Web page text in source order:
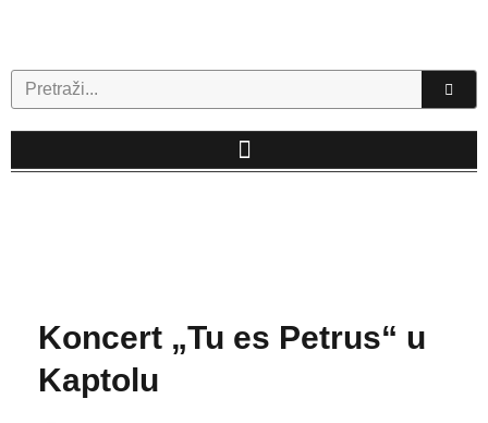
Search
Koncert „Tu es Petrus“ u
Kaptolu